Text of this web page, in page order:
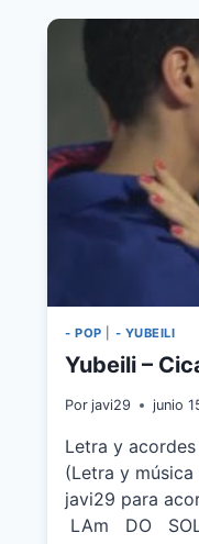
ROGER
- POP - YUBEILI
Yubeili –
Por javi29 junio
Letra y
(Letra y
javi29 para
LAm DO